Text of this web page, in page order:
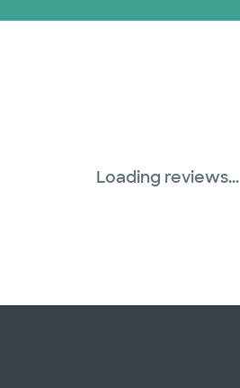
Loading reviews...